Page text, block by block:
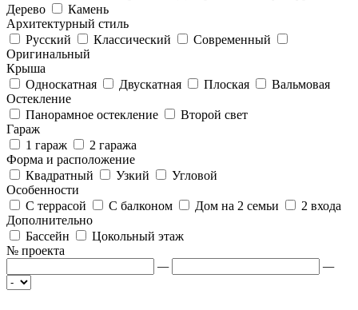
Дерево
Камень
Архитектурный стиль
Русский
Классический
Современный
Оригинальный
Крыша
Односкатная
Двускатная Плоская
Вальмовая
Остекление
Панорамное остекление
Второй свет
Гараж
1 гараж
2 гаража
Форма и расположение
Квадратный
Узкий
Угловой
Особенности
С террасой
С балконом Дом на 2 семьи
2 входа
Дополнительно
Бассейн
Цокольный этаж
№ проекта
—
—